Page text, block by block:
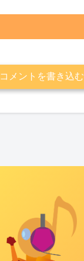
コメントを書き込む